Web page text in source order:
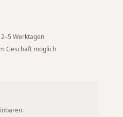
Werktagen
Geschäft möglich